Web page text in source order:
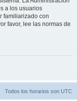
a los usuarios
familiarizado con
favor, lee las normas de
Todos los horarios son UTC